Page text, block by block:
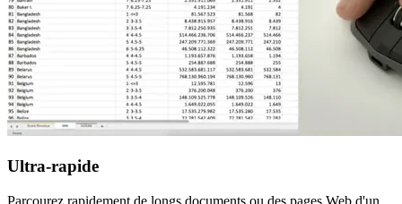
Ultra-rapide
Parcourez rapidement de longs documents ou des pages Web d'un